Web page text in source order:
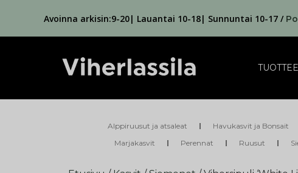
Avoinna arkisin:9-20| Lauantai 10-18| Sunnuntai 10-17 /
Alppiruusut ja atsaleat Havukasvit ja Bonsait
Marjakasvit
Perennat Ruusut